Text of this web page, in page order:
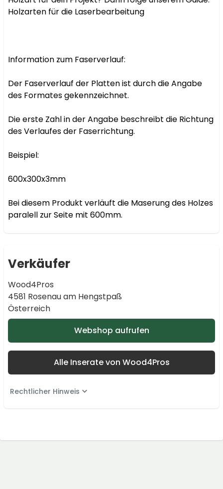
Holzarten für die Laserbearbeitung
Information zum Faserverlauf:
Der Faserverlauf der Platten ist durch die Angabe
des Formates gekennzeichnet.
Die erste Zahl in der Angabe beschreibt die Richtung
des Verlaufes der Faserrichtung.
Beispiel:
600x300x3mm
Bei diesem Produkt verläuft die Maserung des Holzes
paralell zur Seite mit 600mm.
Verkäufer
Wood4Pros
4581 Rosenau am Hengstpaß
Österreich
Webshop aufrufen
Alle Inserate von Wood4Pros
Rechtlicher Hinweis